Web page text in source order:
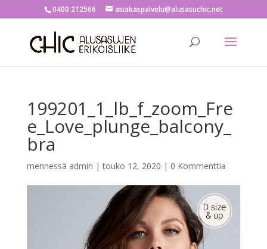
0400 212566 asiakaspalvelu@alusasuchic.net
199201_1_lb_f_zoom_Fre
e_Love_plunge_balcony_
bra
mennessä admin |touko 12, 2020 | 0 Kommenttia